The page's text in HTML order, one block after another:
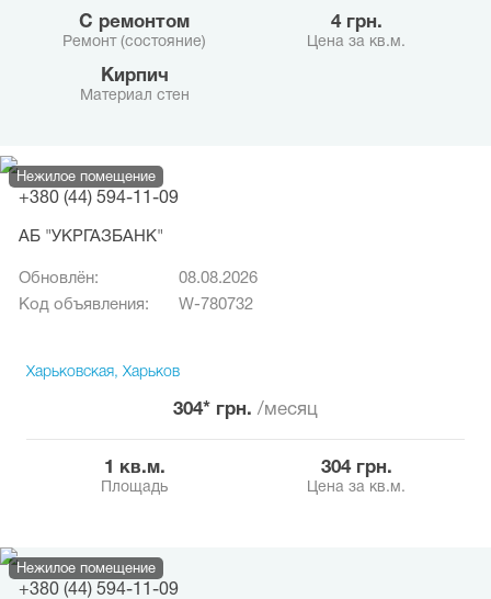
с ремонтом
Ремонт (состояние)
4 грн.
Цена за кв.м.
Кирпич
Материал стен
+380 (44) 594-11-09
АБ "УКРГАЗБАНК"
Обновлён:
08.08.2026
Код объявления:
W-780732
Нежилое помещение
Харьковская, Харьков
304* грн. /месяц
1 кв.м.
Площадь
304 грн.
Цена за кв.м.
+380 (44) 594-11-09
Нежилое помещение